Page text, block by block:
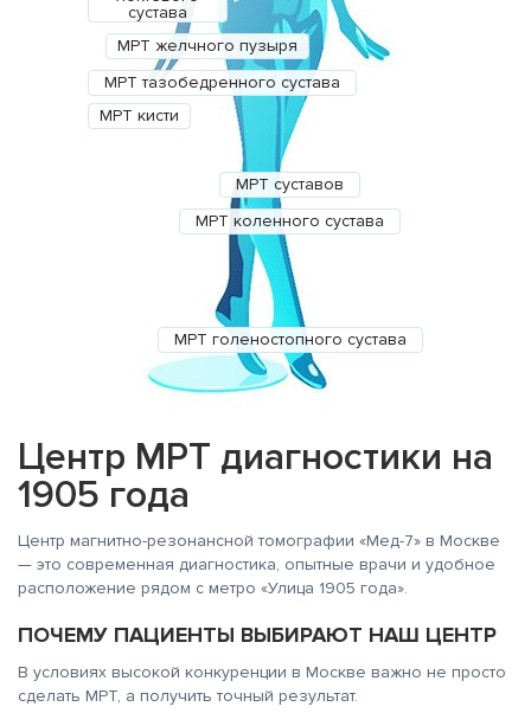
сустава
МРТ желчного пузыря
МРТ тазобедренного сустава
МРТ кисти
МРТ суставов
МРТ коленного сустава
МРТ голеностопного сустава
Центр МРТ диагностики на
1905 года
Центр магнитно-резонансной томографии «Мед-7» в Москве
— это современная диагностика, опытные врачи и удобное
расположение рядом с метро «Улица 1905 года».
ПОЧЕМУ ПАЦИЕНТЫ ВЫБИРАЮТ НАШ ЦЕНТР
В условиях высокой конкуренции в Москве важно не просто
сделать МРТ, а получить точный результат.